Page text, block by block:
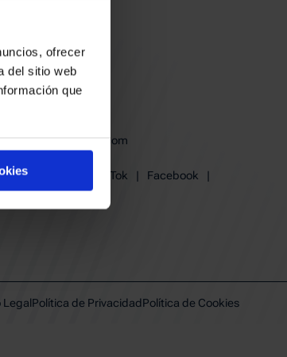
ofrecer
del sitio web
que
baskonia@baskonia.com
TikTok | Facebook
|
| Linkedin
LegalPolítica de PrivacidadPolítica de Cookies